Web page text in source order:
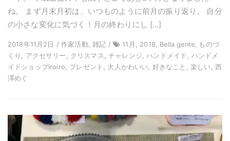
ね。 まず月末月初は、いつものように前月の振り返り。 自分
の小さな変化に気づく！月の終わりにし […]
2018年11月2日 / 作家活動, 雑記 /
11月, 2018, Bella gente, ものづ
くり, アクセサリー, クリスマス, チャレンジ, ハンドメイド, ハンドメ
イドショップiroiro, プレゼント, 大人かわいい, 好きなこと, 楽しい, 西
澤めぐ